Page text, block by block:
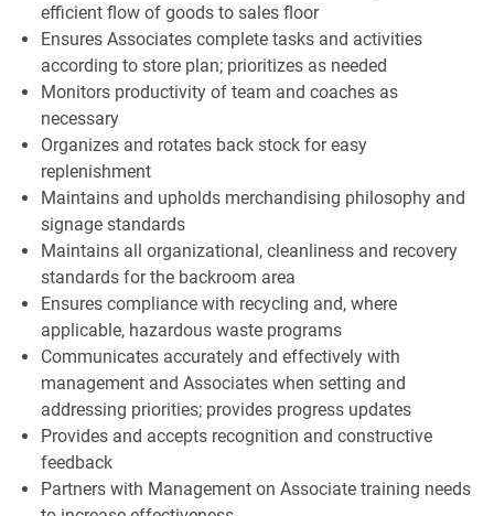
efficient flow of goods to sales floor
Ensures Associates complete tasks and activities
according to store plan; prioritizes as needed
Monitors productivity of team and coaches as
necessary
Organizes and rotates back stock for easy
replenishment
Maintains and upholds merchandising philosophy and
signage standards
Maintains all organizational, cleanliness and recovery
standards for the backroom area
Ensures compliance with recycling and, where
applicable, hazardous waste programs
Communicates accurately and effectively with
management and Associates when setting and
addressing priorities; provides progress updates
Provides and accepts recognition and constructive
feedback
Partners with Management on Associate training needs